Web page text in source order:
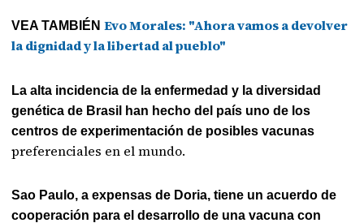
VEA TAMBIÉNEvo Morales: "Ahora vamos a devolver
la dignidad y la libertad al pueblo"
La alta incidencia de la enfermedad y la diversidad
genética de Brasil han hecho del país uno de los
centros de experimentación de posibles vacunas
preferenciales en el mundo.
Sao Paulo, a expensas de Doria, tiene un acuerdo de
cooperación para el desarrollo de una vacuna con